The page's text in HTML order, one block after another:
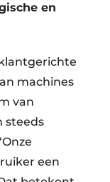
en
machines
van
steeds
een